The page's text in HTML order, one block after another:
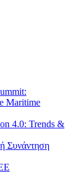
Maritime
4.0: Trends &
Συνάντηση